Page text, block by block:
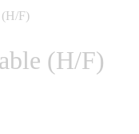
(H/F)
(H/F)